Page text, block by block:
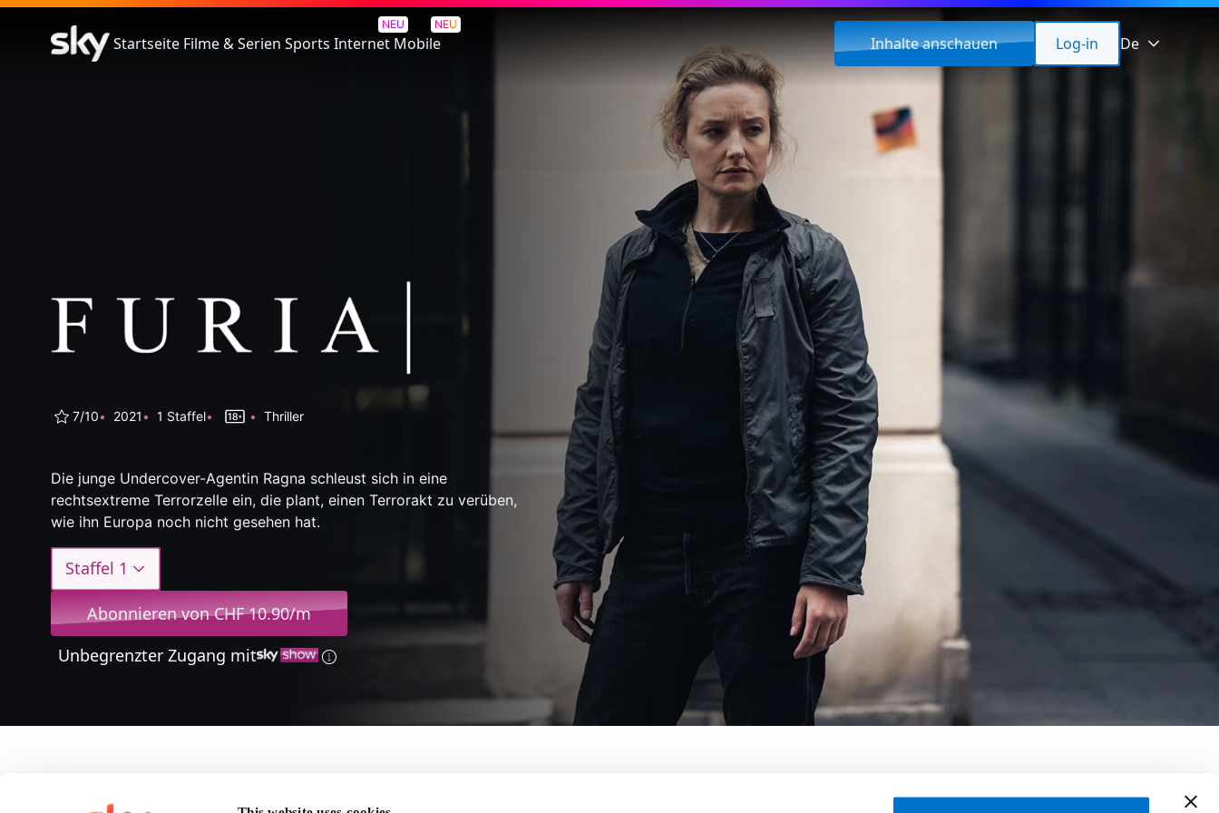
Startseite Filme & Serien Sports
NEU
Internet
NEU
Mobile Inhalte anschauen Log-in De
Furia
7/10 2021 1 Staffel Thriller
Die junge Undercover-Agentin Ragna schleust sich in eine
rechtsextreme Terrorzelle ein, die plant, einen Terrorakt zu verüben,
wie ihn Europa noch nicht gesehen hat.
Staffel 1
Abonnieren von CHF 10.90/m
Unbegrenzter Zugang mit